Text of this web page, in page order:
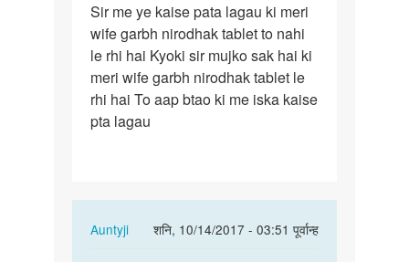
Sir
me
ye
kaise
pata
lagau…
Sir me ye kaise pata lagau ki meri
wife garbh nirodhak tablet to nahi
le rhi hai Kyoki sir mujko sak hai ki
meri wife garbh nirodhak tablet le
rhi hai To aap btao ki me iska kaise
pta lagau
Auntyji
शनि, 10/14/2017 - 03:51 पूर्वान्ह
In